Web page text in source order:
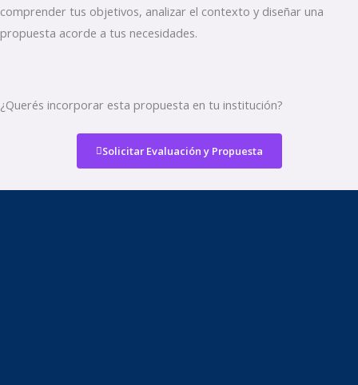
comprender tus objetivos, analizar el contexto y diseñar una
propuesta acorde a tus necesidades.
¿Querés incorporar esta propuesta en tu institución?
Solicitar Evaluación y Propuesta